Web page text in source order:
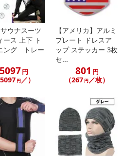
リー別注意事項（※必ずご確認くだ
サウナスーツ
ース 上下 ト
ング トレー
5097円
5097 円 ／）
【アメリカ】アルミ
プレート ドレスア
ップ ステッカー 3枚
セ...
801 円
（267 円 ／枚）